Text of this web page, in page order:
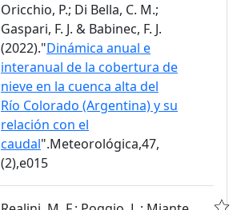
Oricchio, P.; Di Bella, C. M.;
Gaspari, F. J. & Babinec, F. J.
(2022)."Dinámica anual e
interanual de la cobertura de
nieve en la cuenca alta del
Río Colorado (Argentina) y su
relación con el
caudal".Meteorológica,47,
(2),e015